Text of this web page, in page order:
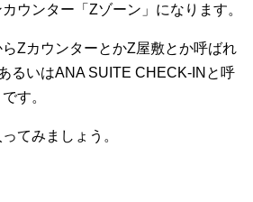
ウンター「Zゾーン」になります。
ZカウンターとかZ屋敷とか呼ばれ
るいはANA SUITE CHECK-INと呼
す。
てみましょう。